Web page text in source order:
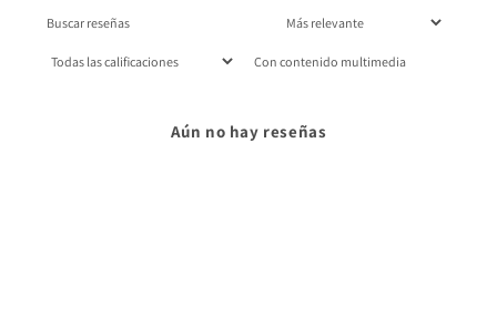
Con contenido multimedia
Aún no hay reseñas